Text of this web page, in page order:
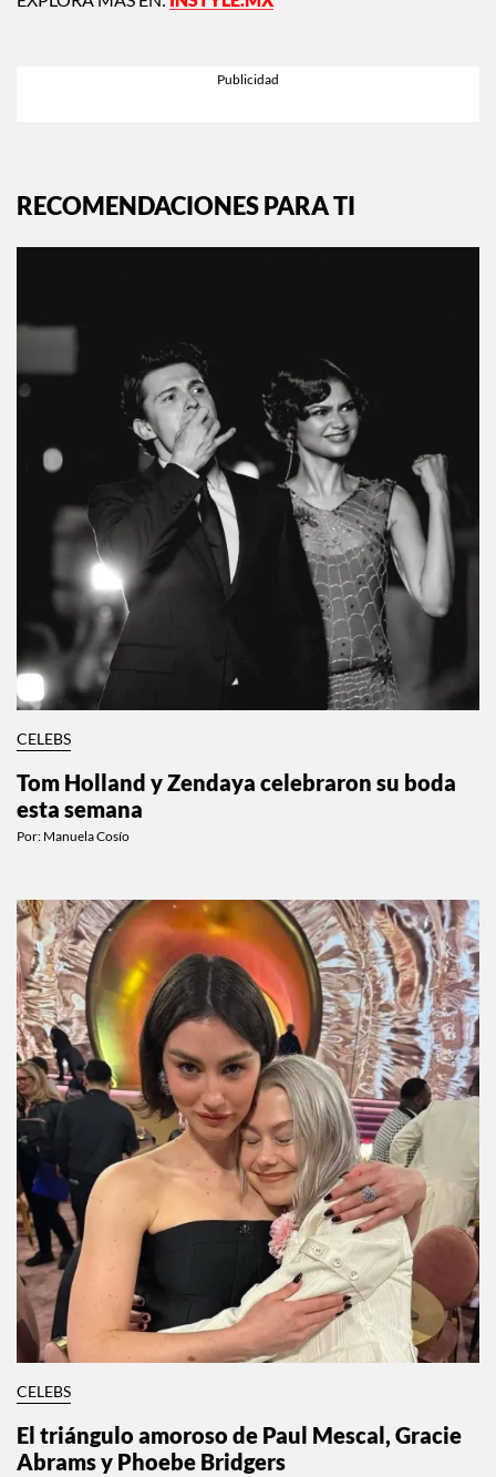
RECOMENDACIONES PARA TI
CELEBS
Tom Holland y Zendaya celebraron su boda
esta semana
Por: Manuela Cosío
CELEBS
El triángulo amoroso de Paul Mescal, Gracie
Abrams y Phoebe Bridgers